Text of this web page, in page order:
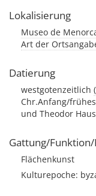
Lokalisierung
Museo de
Art der
Datierung
westgotenzeitlich
Chr.Anfang/
und Theodor
Gattung/
Flächenkunst
Kulturepoche: